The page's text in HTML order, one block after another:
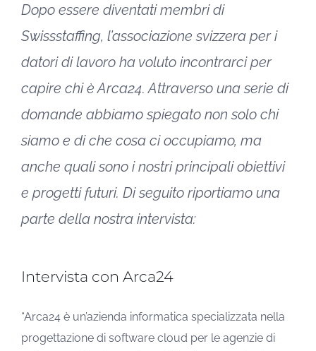
Dopo essere diventati membri di
Swissstaffing, l’associazione svizzera per i
datori di lavoro ha voluto incontrarci per
capire chi è Arca24. Attraverso una serie di
domande abbiamo spiegato non solo chi
siamo e di che cosa ci occupiamo, ma
anche quali sono i nostri principali obiettivi
e progetti futuri. Di seguito riportiamo una
parte della nostra intervista:
Intervista con Arca24
“Arca24 è un’azienda informatica specializzata nella
progettazione di software cloud per le agenzie di